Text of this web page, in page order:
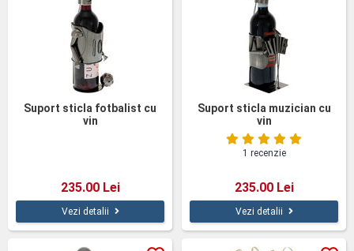
Suport sticla fotbalist cu
vin
235.00 Lei
Vezi detalii
Suport sticla muzician cu
vin
1 recenzie
235.00 Lei
Vezi detalii